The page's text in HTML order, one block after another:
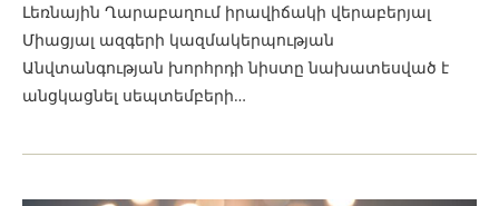
Լեռնային Ղարաբաղում իրավիճակի վերաբերյալ
Միացյալ ազգերի կազմակերպության
Անվտանգության խորհրդի նիստը նախատեսված է
անցկացնել սեպտեմբերի…